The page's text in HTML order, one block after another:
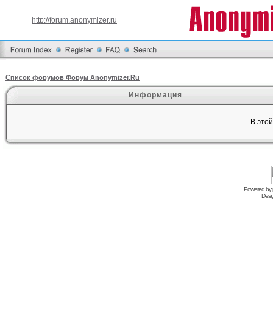
http://forum.anonymizer.ru
Список форумов Форум Anonymizer.Ru
Информация
В
Powered by